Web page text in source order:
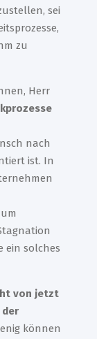
sei
zu
Herr
nach
ist. In
ein solches
von jetzt
der
können